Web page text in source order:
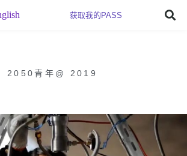
获取我的PASS
2050青年 @ 2019